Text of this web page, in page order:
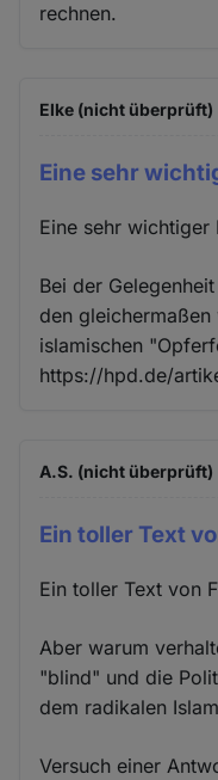
rechnen.
Elke (nicht überprüft)
Eine sehr
Eine sehr wichtiger
Bei der
den
islamischen
https://hpd.de/
A.S. (nicht überprüft)
Ein toller Text
Ein toller Text von
Aber warum
"blind" und die
dem radikalen
Versuch einer